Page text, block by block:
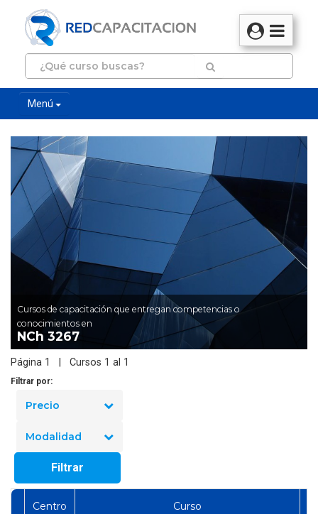
Menú
Cursos de capacitación que entregan competencias o
conocimientos en
NCh 3267
Página 1 | Cursos 1 al 1
Filtrar por:
Precio
Modalidad
Filtrar
Centro Curso